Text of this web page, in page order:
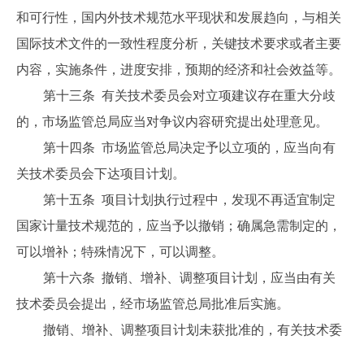
和可行性，国内外技术规范水平现状和发展趋向，与相关
国际技术文件的一致性程度分析，关键技术要求或者主要
内容，实施条件，进度安排，预期的经济和社会效益等。
第十三条 有关技术委员会对立项建议存在重大分歧
的，市场监管总局应当对争议内容研究提出处理意见。
第十四条 市场监管总局决定予以立项的，应当向有
关技术委员会下达项目计划。
第十五条 项目计划执行过程中，发现不再适宜制定
国家计量技术规范的，应当予以撤销；确属急需制定的，
可以增补；特殊情况下，可以调整。
第十六条 撤销、增补、调整项目计划，应当由有关
技术委员会提出，经市场监管总局批准后实施。
撤销、增补、调整项目计划未获批准的，有关技术委